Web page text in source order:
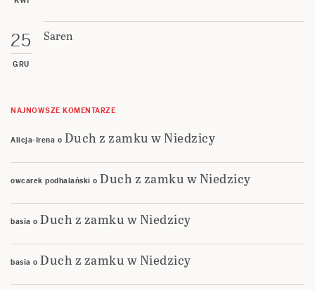
25
GRU
Saren
NAJNOWSZE KOMENTARZE
Alicja-Irena o Duch z zamku w Niedzicy
owcarek podhalański o Duch z zamku w Niedzicy
basia o Duch z zamku w Niedzicy
basia o Duch z zamku w Niedzicy